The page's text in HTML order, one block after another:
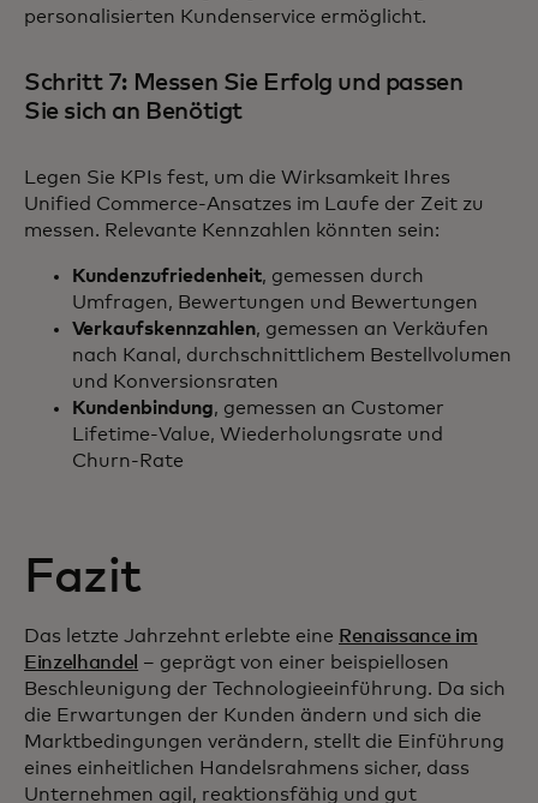
personalisierten Kundenservice ermöglicht.
Schritt 7: Messen Sie Erfolg und passen
Sie sich an Benötigt
Legen Sie KPIs fest, um die Wirksamkeit Ihres
Unified Commerce-Ansatzes im Laufe der Zeit zu
messen. Relevante Kennzahlen könnten sein:
Kundenzufriedenheit, gemessen durch
Umfragen, Bewertungen und Bewertungen
Verkaufskennzahlen, gemessen an Verkäufen
nach Kanal, durchschnittlichem Bestellvolumen
und Konversionsraten
Kundenbindung, gemessen an Customer
Lifetime-Value, Wiederholungsrate und
Churn-Rate
Fazit
Das letzte Jahrzehnt erlebte eine Renaissance im
Einzelhandel – geprägt von einer beispiellosen
Beschleunigung der Technologieeinführung. Da sich
die Erwartungen der Kunden ändern und sich die
Marktbedingungen verändern, stellt die Einführung
eines einheitlichen Handelsrahmens sicher, dass
Unternehmen agil, reaktionsfähig und gut